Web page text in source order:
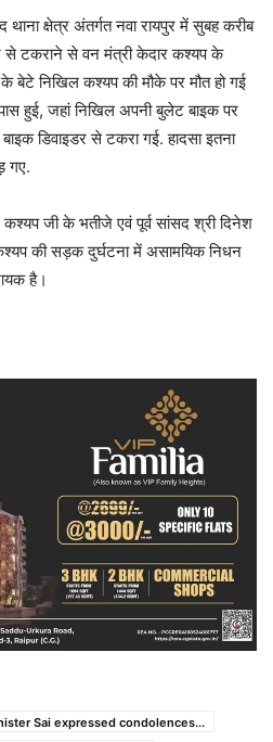
क्षेत्र अंतर्गत नवा रायपुर में सुबह करीब
टकराने से वन मंत्री केदार कश्यप के
बेटे निखिल कश्यप की मौके पर मौत हो गई
हुई, जहां निखिल अपनी बुलेट बाइक पर
डिवाइडर से टकरा गई. हादसा इतना
गए.
जी के भतीजे एवं पूर्व सांसद श्री दिनेश
की सड़क दुर्घटना में असामयिक निधन
है।
Sai expressed condolences...